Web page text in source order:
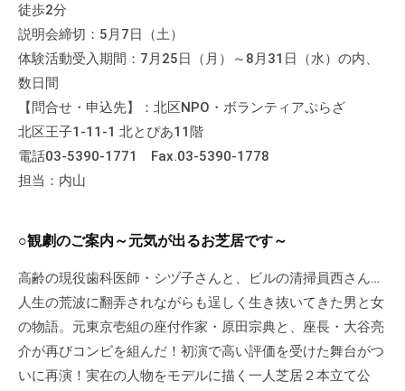
ィ
ア
活
動
の
支
援
や
動
関
す
る
総
合
徒歩2分
説明会締切：5月7日（土）
体験活動受入期間：7月25日（月）～8月31日（水）の内、
数日間
【問合せ・申込先】：北区NPO・ボランティアぷらざ
北区王子1-11-1 北とぴあ11階
電話03-5390-1771 Fax.03-5390-1778
担当：内山
○観劇のご案内～元気が出るお芝居です～
高齢の現役歯科医師・シヅ子さんと、ビルの清掃員西さん…
人生の荒波に翻弄されながらも逞しく生き抜いてきた男と女
の物語。元東京壱組の座付作家・原田宗典と、座長・大谷亮
介が再びコンビを組んだ！初演で高い評価を受けた舞台がつ
いに再演！実在の人物をモデルに描く一人芝居２本立て公